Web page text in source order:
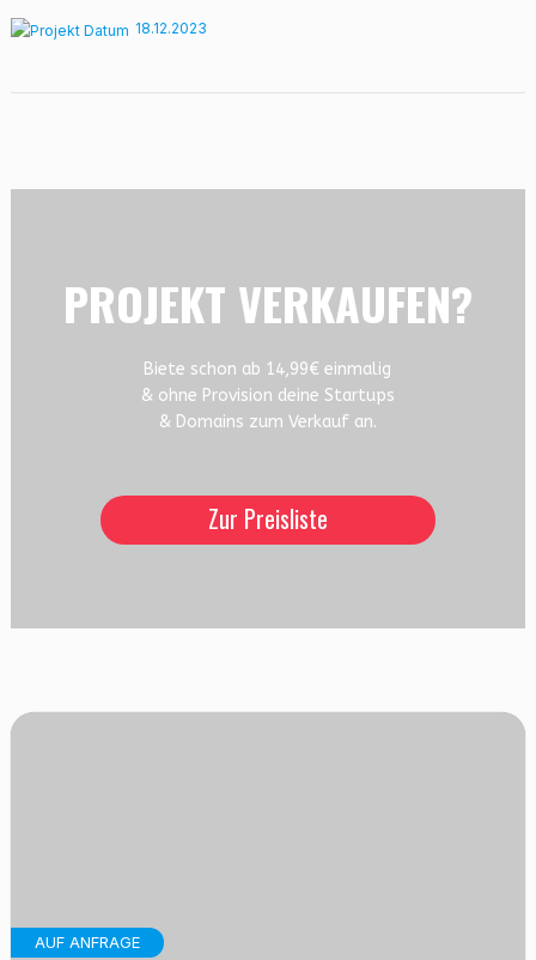
18.12.2023
PROJEKT VERKAUFEN?
Biete schon ab 14,99€ einmalig
& ohne Provision deine Startups
& Domains zum Verkauf an.
Zur Preisliste
AUF ANFRAGE